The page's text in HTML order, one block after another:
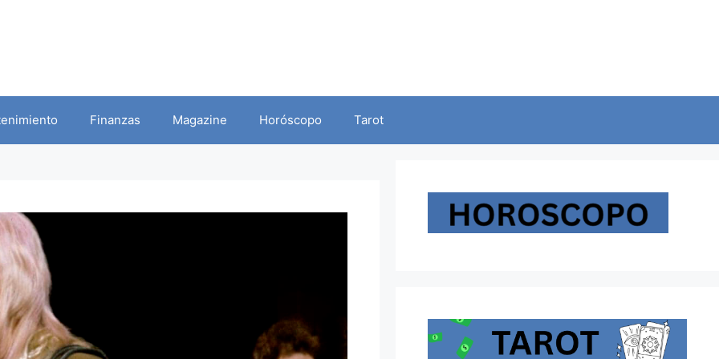
Finanzas Magazine Horóscopo Tarot